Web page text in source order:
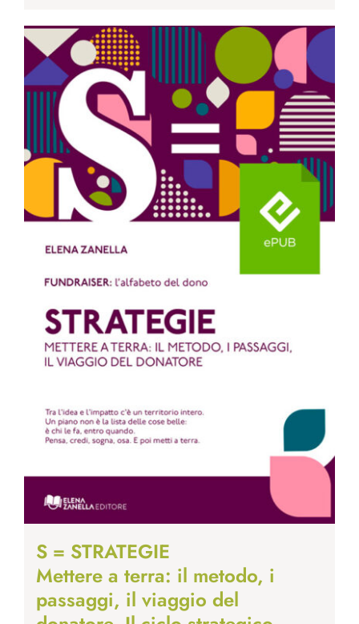
S = STRATEGIE
Mettere a terra: il metodo, i
passaggi, il viaggio del